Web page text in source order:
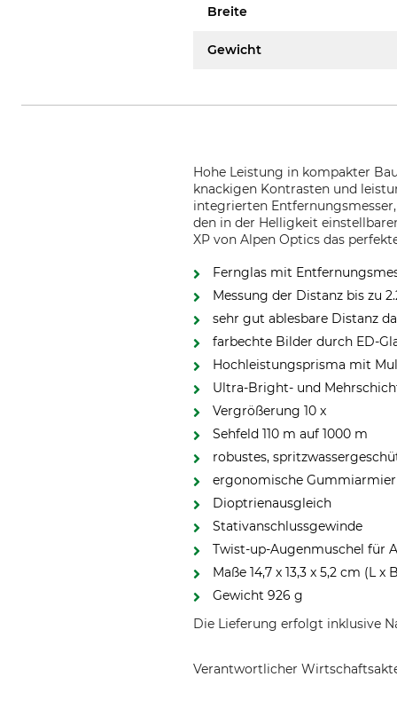
Breite
Gewicht
Hohe Leistung in kompakter
knackigen Kontrasten und
integrierten
den in der Helligkeit
XP von Alpen Optics das
Fernglas mit
Messung der Distanz bis zu
sehr gut ablesbare Distanz
farbechte Bilder durch ED-
Hochleistungsprisma mit
Ultra-Bright- und
Vergrößerung 10 x
Sehfeld 110 m auf 1000 m
robustes,
ergonomische
Dioptrienausgleich
Stativanschlussgewinde
Twist-up-Augenmuschel für
Maße 14,7 x 13,3 x 5,2 cm (L x
Gewicht 926 g
Die Lieferung erfolgt inklusive
Verantwortlicher